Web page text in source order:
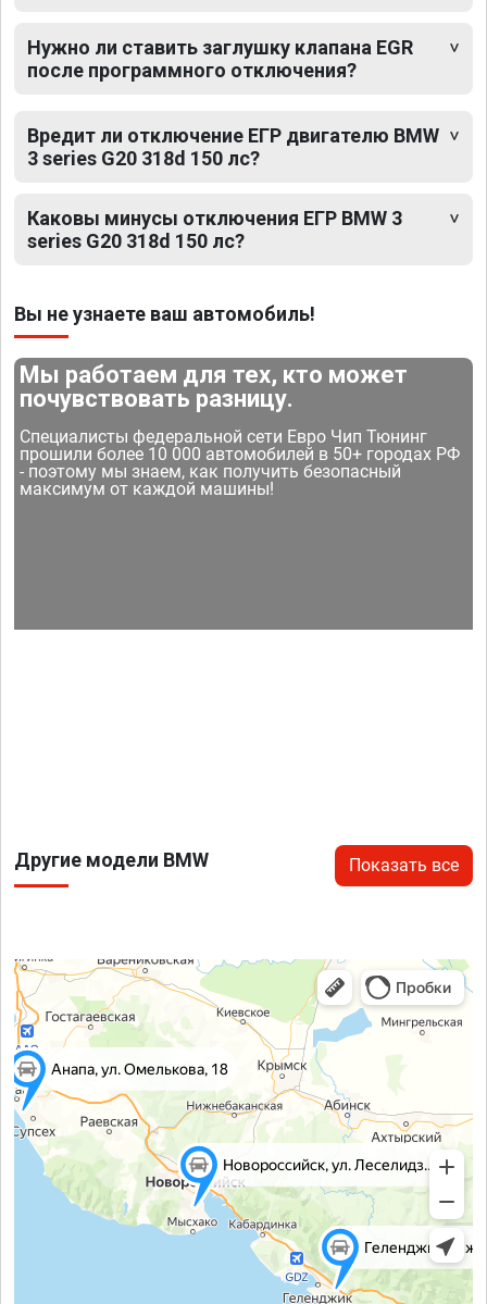
Нужно ли ставить заглушку клапана EGR
после программного отключения?
Вредит ли отключение ЕГР двигателю BMW
3 series G20 318d 150 лс?
Каковы минусы отключения ЕГР BMW 3
series G20 318d 150 лс?
Вы не узнаете ваш автомобиль!
Мы работаем для тех, кто может
почувствовать разницу.
Специалисты федеральной сети Евро Чип Тюнинг
прошили более 10 000 автомобилей в 50+ городах РФ
- поэтому мы знаем, как получить безопасный
максимум от каждой машины!
Другие модели BMW Показать все